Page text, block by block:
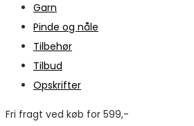
Garn
Pinde og nåle
Tilbehør
Tilbud
Opskrifter
Fri fragt ved køb for 599,-